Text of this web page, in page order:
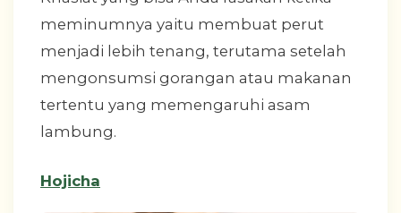
meminumnya yaitu membuat perut
menjadi lebih tenang, terutama setelah
mengonsumsi gorangan atau makanan
tertentu yang memengaruhi asam
lambung.
Hojicha